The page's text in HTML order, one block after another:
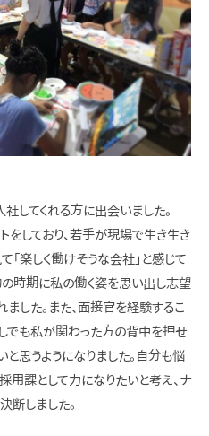
してくれる方に出会いました。
をしており、若手が現場で生き生き
「楽しく働けそうな会社」と感じて
の時期に私の働く姿を思い出し志望
ました。また、面接官を経験するこ
でも私が関わった方の背中を押せ
思うようになりました。自分も悩
用課として力になりたいと考え、ナ
断しました。